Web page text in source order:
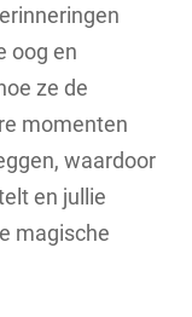
oog en
ze de
momenten
waardoor
en jullie
magische